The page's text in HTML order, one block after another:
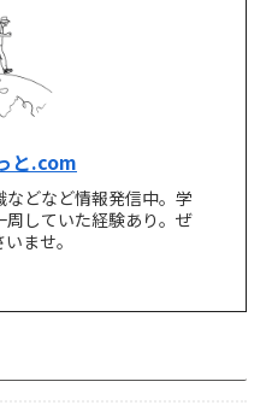
と.com
どなど情報発信中。学
していた経験あり。ぜ
ませ。